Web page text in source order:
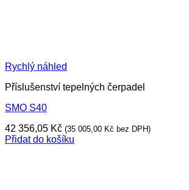
Rychlý náhled
Příslušenství tepelných čerpadel
SMO S40
42 356,05 Kč (35 005,00 Kč bez DPH)
Přidat do košíku